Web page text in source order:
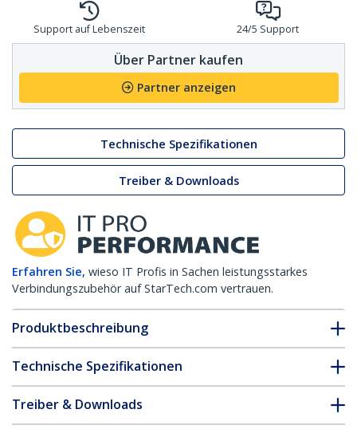
Support auf Lebenszeit 24/5 Support
Über Partner kaufen
Partner anzeigen
Technische Spezifikationen
Treiber & Downloads
Erfahren Sie, wieso IT Profis in Sachen leistungsstarkes
Verbindungszubehör auf StarTech.com vertrauen.
Produktbeschreibung
Technische Spezifikationen
Treiber & Downloads